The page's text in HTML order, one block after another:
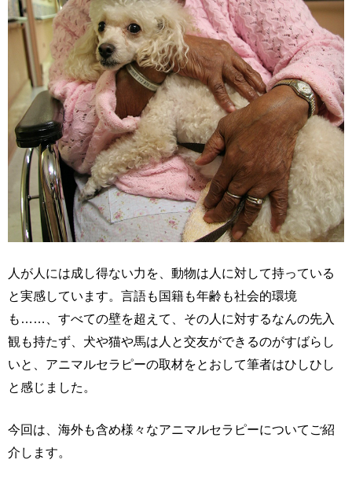
人が人には成し得ない力を、動物は人に対して持っている
と実感しています。言語も国籍も年齢も社会的環境
も……、すべての壁を超えて、その人に対するなんの先入
観も持たず、犬や猫や馬は人と交友ができるのがすばらし
いと、アニマルセラピーの取材をとおして筆者はひしひし
と感じました。
今回は、海外も含め様々なアニマルセラピーについてご紹
介します。